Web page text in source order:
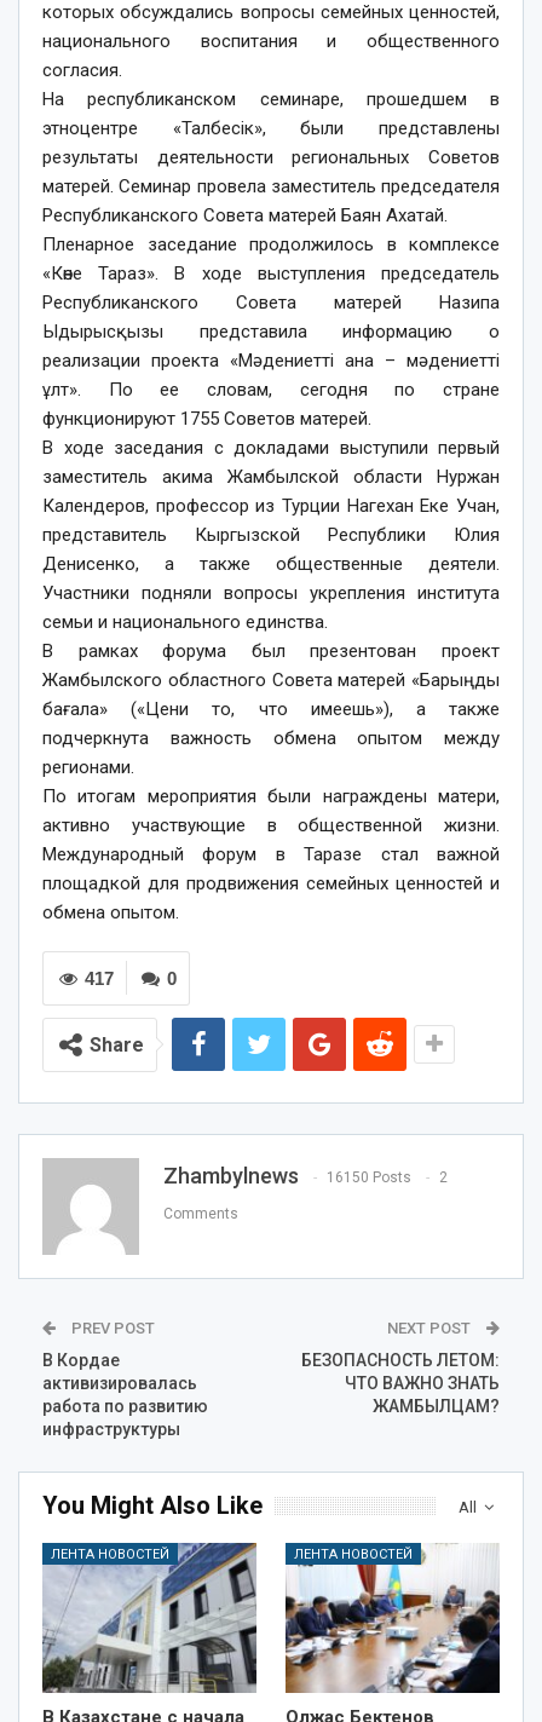
которых обсуждались вопросы семейных ценностей,
национального воспитания и общественного
согласия.
На республиканском семинаре, прошедшем в
этноцентре «Талбесік», были представлены
результаты деятельности региональных Советов
матерей. Семинар провела заместитель председателя
Республиканского Совета матерей Баян Ахатай.
Пленарное заседание продолжилось в комплексе
«Көне Тараз». В ходе выступления председатель
Республиканского Совета матерей Назипа
Ыдырысқызы представила информацию о
реализации проекта «Мәдениетті ана – мәдениетті
ұлт». По ее словам, сегодня по стране
функционируют 1755 Советов матерей.
В ходе заседания с докладами выступили первый
заместитель акима Жамбылской области Нуржан
Календеров, профессор из Турции Нагехан Еке Учан,
представитель Кыргызской Республики Юлия
Денисенко, а также общественные деятели.
Участники подняли вопросы укрепления института
семьи и национального единства.
В рамках форума был презентован проект
Жамбылского областного Совета матерей «Барыңды
бағала» («Цени то, что имеешь»), а также
подчеркнута важность обмена опытом между
регионами.
По итогам мероприятия были награждены матери,
активно участвующие в общественной жизни.
Международный форум в Таразе стал важной
площадкой для продвижения семейных ценностей и
обмена опытом.
0
417
Share
Zhambylnews 16150 Posts 2
Comments
PREV POST
В Кордае
активизировалась
работа по развитию
инфраструктуры
NEXT POST
БЕЗОПАСНОСТЬ ЛЕТОМ:
ЧТО ВАЖНО ЗНАТЬ
ЖАМБЫЛЦАМ?
All
You Might Also Like
ЛЕНТА НОВОСТЕЙ
В Казахстане с начала
ЛЕНТА НОВОСТЕЙ
Олжас Бектенов